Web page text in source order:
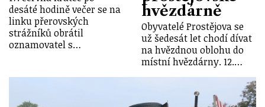
desáté hodině večer se na
linku přerovských
strážníků obrátil
oznamovatel s…
hvězdárně
Obyvatelé Prostějova se
už šedesát let chodí dívat
na hvězdnou oblohu do
místní hvězdárny. 12.…